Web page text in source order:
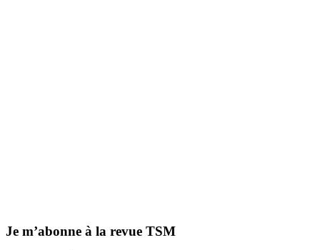
Je m’abonne à la revue TSM